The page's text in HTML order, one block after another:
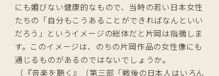
にも媚びない健康的なもので、当時の若い日本女性
たちの「自分もこうあることができればなんといい
だろう」というイメージの総体だと片岡は指摘しま
す。このイメージは、のちの片岡作品の女性像にも
通じるものがあるのではないでしょうか。
（『音楽を聴く』（第三部「戦後の日本人はいろん